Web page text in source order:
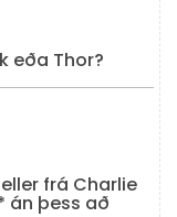
eða Thor?
frá Charlie
án þess að